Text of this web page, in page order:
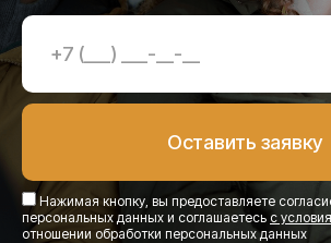
Нажимая кнопку, вы предоставляете
персональных данных и соглашаетесь с
отношении обработки персональных данных